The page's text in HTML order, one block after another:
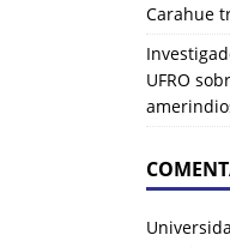
Carahue
UFRO